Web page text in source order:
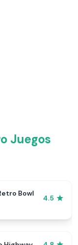
Juegos
Bowl
4.5